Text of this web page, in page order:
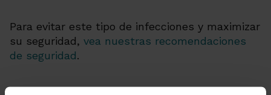
Para evitar este tipo de infecciones y maximizar
su seguridad, vea nuestras recomendaciones
de seguridad.